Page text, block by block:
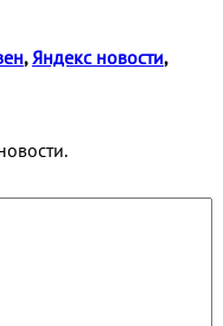
,Яндекс новости,